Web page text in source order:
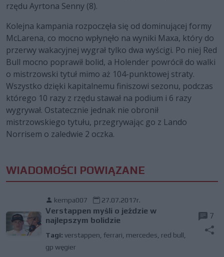
rzędu Ayrtona Senny (8).
Kolejna kampania rozpoczęła się od dominującej formy
McLarena, co mocno wpłynęło na wyniki Maxa, który do
przerwy wakacyjnej wygrał tylko dwa wyścigi. Po niej Red
Bull mocno poprawił bolid, a Holender powrócił do walki
o mistrzowski tytuł mimo aż 104-punktowej straty.
Wszystko dzięki kapitalnemu finiszowi sezonu, podczas
którego 10 razy z rzędu stawał na podium i 6 razy
wygrywał. Ostatecznie jednak nie obronił
mistrzowskiego tytułu, przegrywając go z Lando
Norrisem o zaledwie 2 oczka.
WIADOMOŚCI POWIĄZANE
kempa007 27.07.2017r.
Verstappen myśli o jeździe w
najlepszym bolidzie
Tagi: verstappen ferrari mercedes red bull
gp węgier
7